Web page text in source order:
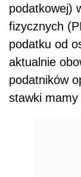
podatkowej)
fizycznych
podatku od
aktualnie
podatników
stawki